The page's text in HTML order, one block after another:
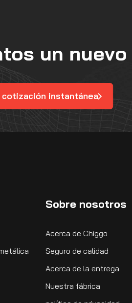
un
cotización instantánea
Sobre nosotros
Acerca de Chiggo
Seguro de calidad
Acerca de la entrega
Nuestra fábrica